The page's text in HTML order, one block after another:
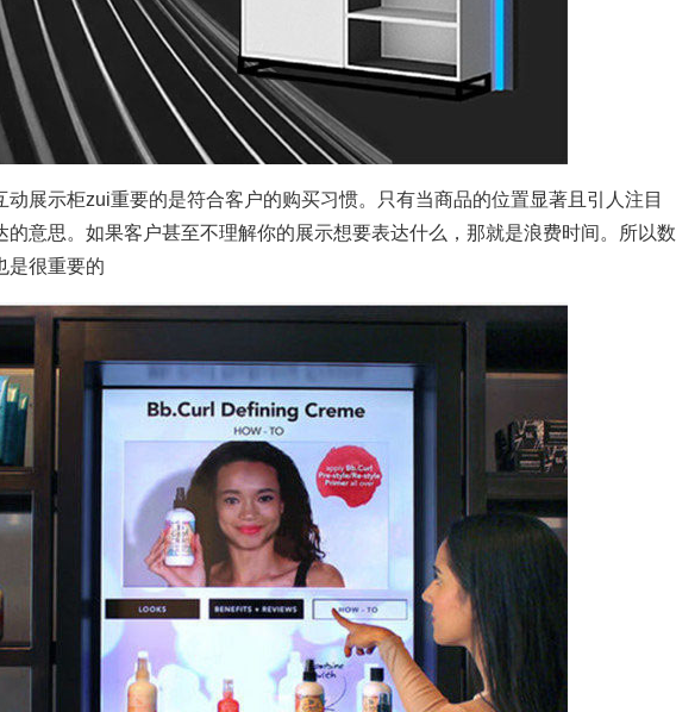
示柜zui重要的是符合客户的购买习惯。只有当商品的位置显著且引人注目
的意思。如果客户甚至不理解你的展示想要表达什么，那就是浪费时间。所以数
是很重要的